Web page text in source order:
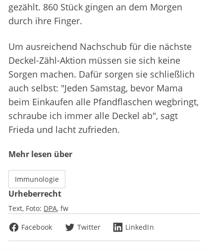
gezählt. 860 Stück gingen an dem Morgen
durch ihre Finger.
Um ausreichend Nachschub für die nächste
Deckel-Zähl-Aktion müssen sie sich keine
Sorgen machen. Dafür sorgen sie schließlich
auch selbst: "Jeden Samstag, bevor Mama
beim Einkaufen alle Pfandflaschen wegbringt,
schraube ich immer alle Deckel ab", sagt
Frieda und lacht zufrieden.
Mehr lesen über
Immunologie
Urheberrecht
Text, Foto: DPA fw
Facebook
Twitter LinkedIn